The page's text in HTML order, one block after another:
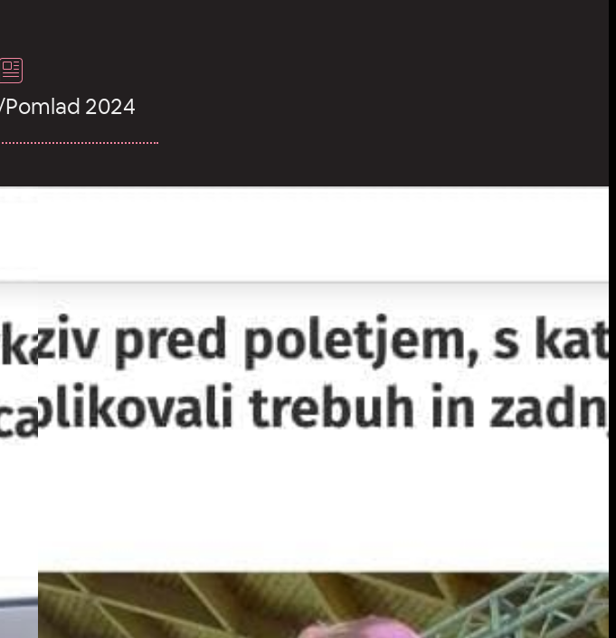
2024